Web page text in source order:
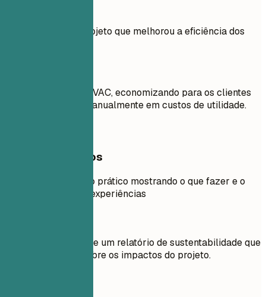
Trabalhei em um projeto que melhorou a eficiência dos
Otimizei sistemas HVAC, economizando para os clientes
mais de R$ 50.000 anualmente em custos de utilidade.
Exemplos práticos
Ainda outro exemplo prático mostrando o que fazer e o
que não fazer para experiências
Auxiliei na criação de um relatório de sustentabilidade que
forneceu insights sobre os impactos do projeto.